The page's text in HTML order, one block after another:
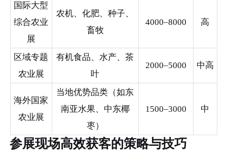
国际大型
综合农业
展
农机、化肥、种子、
畜牧
4000–8000 高
区域专题
农业展
有机食品、水产、茶
叶
2000–5000 中高
海外国家
农业展
当地优势品类（如东
南亚水果、中东椰
枣）
1500–3000 中
参展现场高效获客的策略与技巧